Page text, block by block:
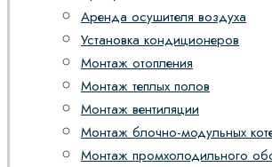
Аренда осушителя воздуха
Установка кондиционеров
Монтаж отопления
Монтаж теплых полов
Монтаж вентиляции
Монтаж блочно-модульных
Монтаж промхолодильного